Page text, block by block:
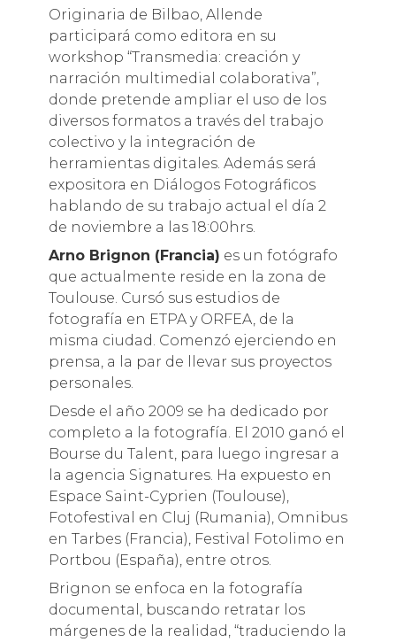
Originaria de Bilbao, Allende
participará como editora en su
workshop “Transmedia: creación y
narración multimedial colaborativa”,
donde pretende ampliar el uso de los
diversos formatos a través del trabajo
colectivo y la integración de
herramientas digitales. Además será
expositora en Diálogos Fotográficos
hablando de su trabajo actual el día 2
de noviembre a las 18:00hrs.
Arno Brignon (Francia) es un fotógrafo
que actualmente reside en la zona de
Toulouse. Cursó sus estudios de
fotografía en ETPA y ORFEA, de la
misma ciudad. Comenzó ejerciendo en
prensa, a la par de llevar sus proyectos
personales.
Desde el año 2009 se ha dedicado por
completo a la fotografía. El 2010 ganó el
Bourse du Talent, para luego ingresar a
la agencia Signatures. Ha expuesto en
Espace Saint-Cyprien (Toulouse),
Fotofestival en Cluj (Rumania), Omnibus
en Tarbes (Francia), Festival Fotolimo en
Portbou (España), entre otros.
Brignon se enfoca en la fotografía
documental, buscando retratar los
márgenes de la realidad, “traduciendo la